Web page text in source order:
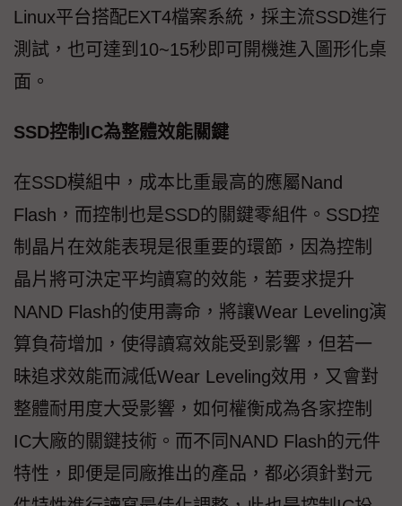
Linux平台搭配EXT4檔案系統，採主流SSD進行
測試，也可達到10~15秒即可開機進入圖形化桌
面。
SSD控制IC為整體效能關鍵
在SSD模組中，成本比重最高的應屬Nand
Flash，而控制也是SSD的關鍵零組件。SSD控
制晶片在效能表現是很重要的環節，因為控制
晶片將可決定平均讀寫的效能，若要求提升
NAND Flash的使用壽命，將讓Wear Leveling演
算負荷增加，使得讀寫效能受到影響，但若一
昧追求效能而減低Wear Leveling效用，又會對
整體耐用度大受影響，如何權衡成為各家控制
IC大廠的關鍵技術。而不同NAND Flash的元件
特性，即便是同廠推出的產品，都必須針對元